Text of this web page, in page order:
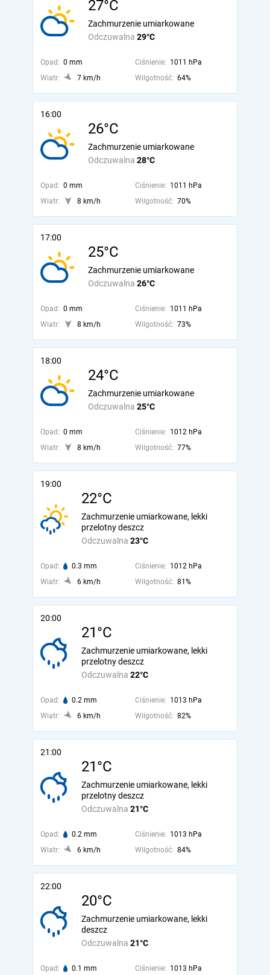
27°C
Odczuwalna 29°C
Zachmurzenie umiarkowane
Opad: 0 mm Ciśnienie: 1011 hPa
Wiatr:
7 km/h Wilgotność: 64%
16:00
26°C
Odczuwalna 28°C
Zachmurzenie umiarkowane
Opad: 0 mm Ciśnienie: 1011 hPa
Wiatr:
8 km/h Wilgotność: 70%
17:00
25°C
Odczuwalna 26°C
Zachmurzenie umiarkowane
Opad: 0 mm Ciśnienie: 1011 hPa
Wiatr:
8 km/h Wilgotność: 73%
18:00
24°C
Odczuwalna 25°C
Zachmurzenie umiarkowane
Opad: 0 mm Ciśnienie: 1012 hPa
Wiatr:
8 km/h Wilgotność: 77%
19:00
22°C
Odczuwalna 23°C
Zachmurzenie umiarkowane, lekki
przelotny deszcz
Opad: 0.3 mm Ciśnienie: 1012 hPa
Wiatr:
6 km/h Wilgotność: 81%
20:00
21°C
Odczuwalna 22°C
Zachmurzenie umiarkowane, lekki
przelotny deszcz
Opad: 0.2 mm Ciśnienie: 1013 hPa
Wiatr:
6 km/h Wilgotność: 82%
21:00
21°C
Odczuwalna 21°C
Zachmurzenie umiarkowane, lekki
przelotny deszcz
Opad: 0.2 mm Ciśnienie: 1013 hPa
Wiatr:
6 km/h Wilgotność: 84%
22:00
20°C
Odczuwalna 21°C
Zachmurzenie umiarkowane, lekki
deszcz
Opad: 0.1 mm Ciśnienie: 1013 hPa